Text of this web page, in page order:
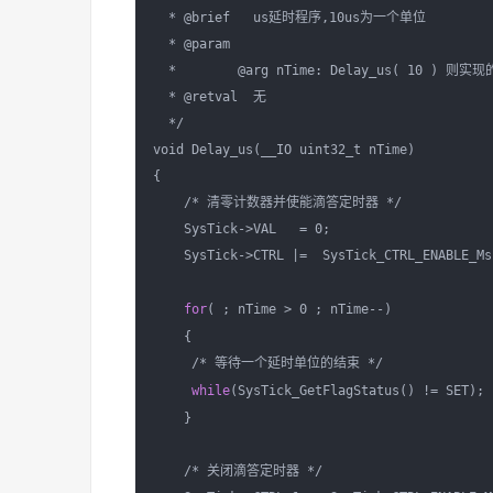
* @brief   us延时程序,10us为一个单位
* @param
*        @arg nTime: Delay_us( 10 ) 则实现
* @retval  无
*/
void Delay_us(__IO uint32_t nTime)
{
/* 清零计数器并使能滴答定时器 */
SysTick->VAL   = 0;
SysTick->CTRL |=
for( ; nTime > 0 ; nTime--)
{
/* 等待一个延时单位的结束 */
while(SysTick_GetFlagStatus() != SET);
}
/* 关闭滴答定时器 */